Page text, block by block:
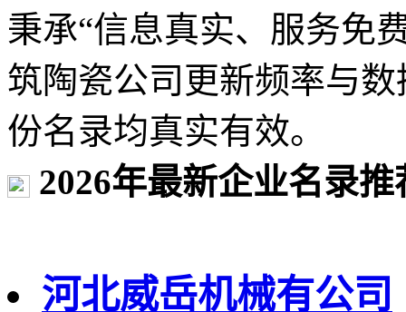
秉承“信息真实、服务免
筑陶瓷公司更新频率与
份名录均真实有效。
2026年最新企业名录推
河北威岳机械有公司